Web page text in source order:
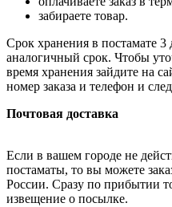
забираете товар.
Срок хранения в постамате
аналогичный срок. Чтобы
время хранения зайдите на
номер заказа и телефон и
Почтовая доставка
Если в вашем городе не
постаматы, то вы можете
России. Сразу по прибытии
извещение о посылке.